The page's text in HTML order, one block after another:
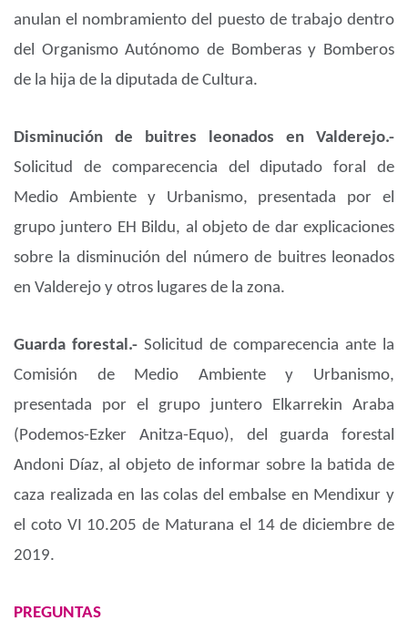
anulan el nombramiento del puesto de trabajo dentro
del Organismo Autónomo de Bomberas y Bomberos
de la hija de la diputada de Cultura.
Disminución de buitres leonados en Valderejo.-
Solicitud de comparecencia del diputado foral de
Medio Ambiente y Urbanismo, presentada por el
grupo juntero EH Bildu, al objeto de dar explicaciones
sobre la disminución del número de buitres leonados
en Valderejo y otros lugares de la zona.
Guarda forestal.- Solicitud de comparecencia ante la
Comisión de Medio Ambiente y Urbanismo,
presentada por el grupo juntero Elkarrekin Araba
(Podemos-Ezker Anitza-Equo), del guarda forestal
Andoni Díaz, al objeto de informar sobre la batida de
caza realizada en las colas del embalse en Mendixur y
el coto VI 10.205 de Maturana el 14 de diciembre de
2019.
PREGUNTAS